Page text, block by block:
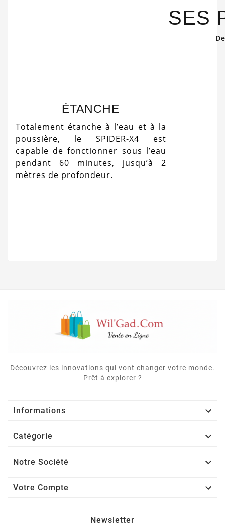
SES
ÉTANCHE
Totalement étanche à l’eau et à la
poussière, le SPIDER-X4 est
capable de fonctionner sous l’eau
pendant 60 minutes, jusqu’à 2
mètres de profondeur.
Découvrez les innovations qui vont changer votre monde.
Prêt à explorer ?
Informations 
Catégorie 
Notre Société 
Votre Compte 
Newsletter